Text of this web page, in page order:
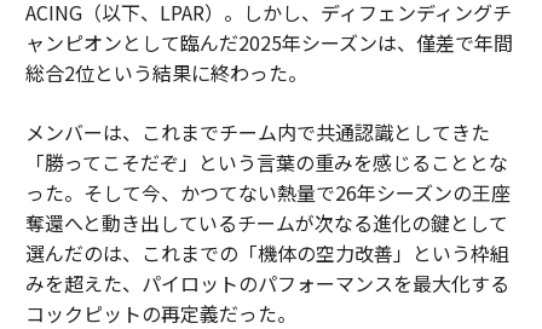
ACING（以下、LPAR）。しかし、ディフェンディングチ
ャンピオンとして臨んだ2025年シーズンは、僅差で年間
総合2位という結果に終わった。
メンバーは、これまでチーム内で共通認識としてきた
「勝ってこそだぞ」という言葉の重みを感じることとな
った。そして今、かつてない熱量で26年シーズンの王座
奪還へと動き出しているチームが次なる進化の鍵として
選んだのは、これまでの「機体の空力改善」という枠組
みを超えた、パイロットのパフォーマンスを最大化する
コックピットの再定義だった。